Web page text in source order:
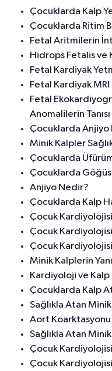
Çocuklarda Kalp
Çocuklarda Ritim
Fetal Aritmilerin
Hidrops Fetalis ve
Fetal Kardiyak
Fetal Kardiyak MRI
Fetal
Anomalilerin Tanısı
Çocuklarda Anjiyo
Minik Kalpler
Çocuklarda Üfürüm
Çocuklarda
Anjiyo Nedir?
Çocuklarda Kalp
Çocuk
Çocuk
Çocuk Kardiyolojisi
Minik Kalplerin
Kardiyoloji ve Kalp
Çocuklarda Kalp
Sağlıkla Atan
Aort
Sağlıkla Atan
Çocuk
Çocuk